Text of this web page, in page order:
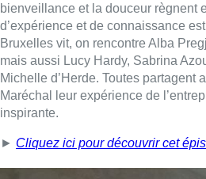
bienveillance et la douceur règnent
d’expérience et de connaissance
Bruxelles vit, on rencontre Alba
mais aussi Lucy Hardy, Sabrina
Michelle d’Herde. Toutes partagent
Maréchal leur expérience de
inspirante.
► Cliquez ici pour découvrir cet